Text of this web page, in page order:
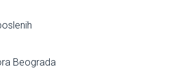
Beograda